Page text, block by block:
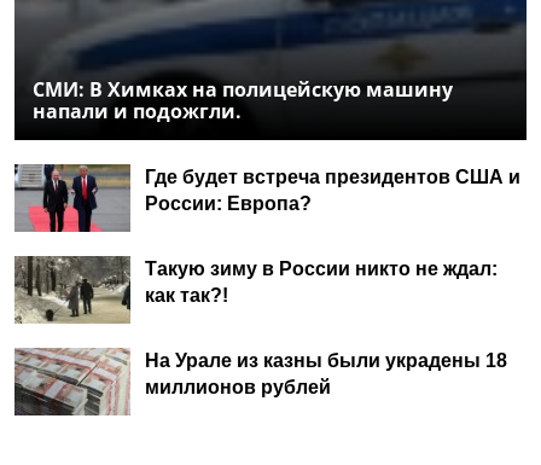
СМИ: В Химках на полицейскую машину
напали и подожгли.
Где будет встреча президентов США и
России: Европа?
Такую зиму в России никто не ждал:
как так?!
На Урале из казны были украдены 18
миллионов рублей